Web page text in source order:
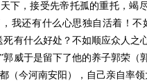
下，接受先帝托孤的重托，竭
我还有什么心思独自活着！不
死有什么好处？不如顺应众人之
郭威于是留下了他的养子郭荣（
（今河南安阳），自己亲自率领